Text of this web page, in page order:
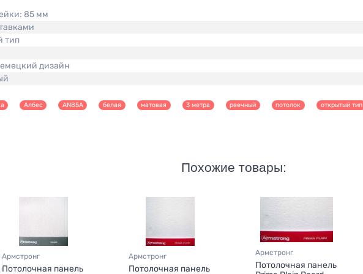
85 мм
тип
дизайн
Албес AN85А белая матовая 3 метра реечный потолок открытый тип
Похожие товары:
Армстронг
Потолочная панель
Армстронг
Потолочная панель
Армстронг
Потолочная панель